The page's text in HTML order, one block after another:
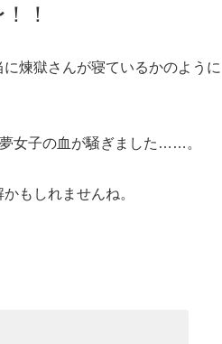
！
煉獄さんが寝ているかのように
女子の血が騒ぎました……。
もしれませんね。